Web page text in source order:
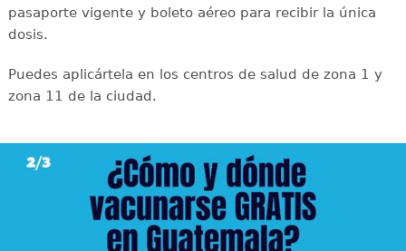
pasaporte vigente y boleto aéreo para recibir la única
dosis.
Puedes aplicártela en los centros de salud de zona 1 y
zona 11 de la ciudad.